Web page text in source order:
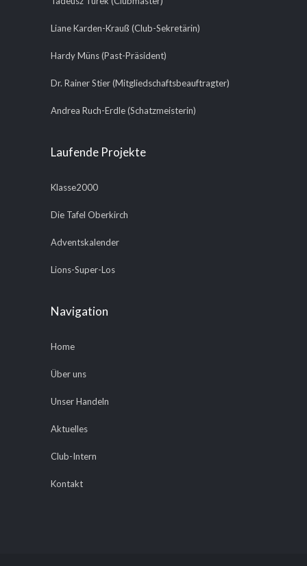
Liane Karden-Krauß (Club-Sekretärin)
Hardy Müns (Past-Präsident)
Dr. Rainer Stier (Mitgliedschaftsbeauftragter)
Andrea Ruch-Erdle (Schatzmeisterin)
Laufende Projekte
Klasse2000
Die Tafel Oberkirch
Adventskalender
Lions-Super-Los
Navigation
Home
Über uns
Unser Handeln
Aktuelles
Club-Intern
Kontakt